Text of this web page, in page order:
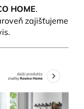
HOME.
zajišťujeme